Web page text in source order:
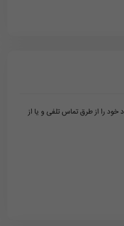
خود را از طرق تماس تلفی و یا از